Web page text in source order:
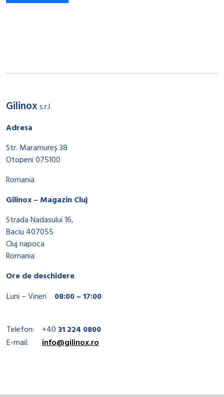
Gilinoxs.r.l
Adresa
Str. Maramureș 38
Otopeni 075100
Romania
Gilinox – Magazin Cluj
Strada Nadasului 16,
Baciu 407055
Cluj napoca
Romania
Ore de deschidere
Luni – Vineri
08:00 – 17:00
Telefon: +4031 224 0800
E-mail:
info@gilinox.ro